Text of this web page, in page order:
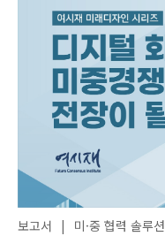
보고서 | 미·중 협력 솔루션